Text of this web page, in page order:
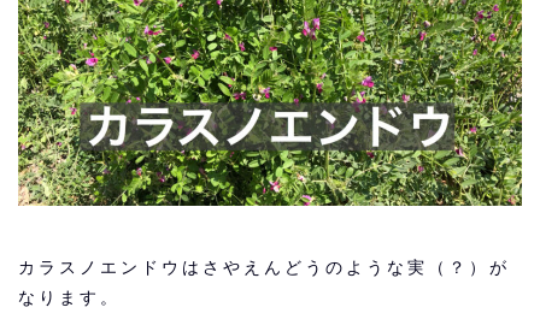
カラスノエンドウはさやえんどうのような実（？）が
なります。